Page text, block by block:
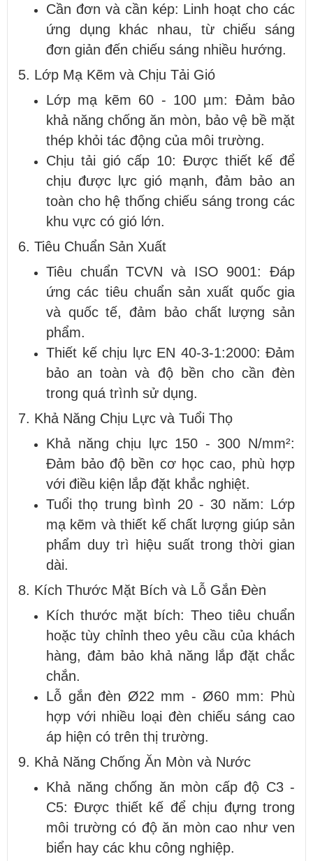
Cần đơn và cần kép: Linh hoạt cho các
ứng dụng khác nhau, từ chiếu sáng
đơn giản đến chiếu sáng nhiều hướng.
5. Lớp Mạ Kẽm và Chịu Tải Gió
Lớp mạ kẽm 60 - 100 µm: Đảm bảo
khả năng chống ăn mòn, bảo vệ bề mặt
thép khỏi tác động của môi trường.
Chịu tải gió cấp 10: Được thiết kế để
chịu được lực gió mạnh, đảm bảo an
toàn cho hệ thống chiếu sáng trong các
khu vực có gió lớn.
6. Tiêu Chuẩn Sản Xuất
Tiêu chuẩn TCVN và ISO 9001: Đáp
ứng các tiêu chuẩn sản xuất quốc gia
và quốc tế, đảm bảo chất lượng sản
phẩm.
Thiết kế chịu lực EN 40-3-1:2000: Đảm
bảo an toàn và độ bền cho cần đèn
trong quá trình sử dụng.
7. Khả Năng Chịu Lực và Tuổi Thọ
Khả năng chịu lực 150 - 300 N/mm²:
Đảm bảo độ bền cơ học cao, phù hợp
với điều kiện lắp đặt khắc nghiệt.
Tuổi thọ trung bình 20 - 30 năm: Lớp
mạ kẽm và thiết kế chất lượng giúp sản
phẩm duy trì hiệu suất trong thời gian
dài.
8. Kích Thước Mặt Bích và Lỗ Gắn Đèn
Kích thước mặt bích: Theo tiêu chuẩn
hoặc tùy chỉnh theo yêu cầu của khách
hàng, đảm bảo khả năng lắp đặt chắc
chắn.
Lỗ gắn đèn Ø22 mm - Ø60 mm: Phù
hợp với nhiều loại đèn chiếu sáng cao
áp hiện có trên thị trường.
9. Khả Năng Chống Ăn Mòn và Nước
Khả năng chống ăn mòn cấp độ C3 -
C5: Được thiết kế để chịu đựng trong
môi trường có độ ăn mòn cao như ven
biển hay các khu công nghiệp.